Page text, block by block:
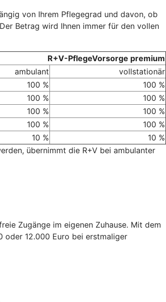
von Ihrem Pflegegrad und davon, ob
Betrag wird Ihnen immer für den vollen
R+V-PflegeVorsorge premium
ambulant
vollstationär
100 %
100 %
100 %
100 %
100 %
100 %
100 %
100 %
10 %
10 %
übernimmt die R+V bei ambulanter
Zugänge im eigenen Zuhause. Mit dem
oder 12.000 Euro bei erstmaliger